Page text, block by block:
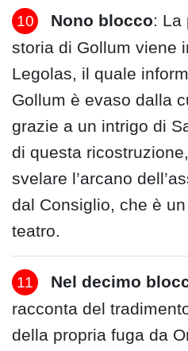
Nono blocco: La
storia di Gollum viene
Legolas, il quale
Gollum è evaso dalla
grazie a un intrigo di
di questa
svelare l’arcano
dal Consiglio, che è
teatro.
Nel decimo
racconta del
della propria fuga da